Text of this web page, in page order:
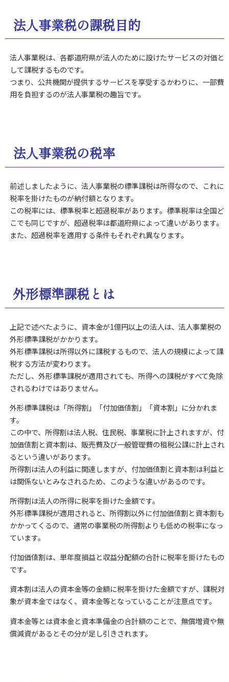
法人事業税の課税目的
法人事業税は、各都道府県が法人のために設けたサービスの対価と
して課税するものです。
つまり、公共機関が提供するサービスを享受するかわりに、一部費
用を負担するのが法人事業税の趣旨です。
法人事業税の税率
前述しましたように、法人事業税の標準課税は所得なので、これに
税率を掛けたものが納付額となります。
この税率には、標準税率と超過税率があります。標準税率は全国ど
こでも同じですが、超過税率は都道府県によって違いがあります。
また、超過税率を適用する条件もそれぞれ異なります。
外形標準課税とは
上記で述べたように、資本金が1億円以上の法人は、法人事業税の
外形標準課税がかかります。
外形標準課税は所得以外に課税するもので、法人の規模によって課
税する方法が変わります。
ただし、外形標準課税が適用されても、所得への課税がすべて免除
されるわけではありません。
外形標準課税は「所得割」「付加価値割」「資本割」に分かれま
す。
この中で、所得割は法人税、住民税、事業税に計上されますが、付
加価値割と資本割は、販売費及び一般管理費の租税公課に計上され
るという違いがあります。
所得割は法人の利益に関連しますが、付加価値割と資本割は利益と
は関係ないとみなされるため、このような違いがあるのです。
所得割は法人の所得に税率を掛けた金額です。
外形標準課税が適用されると、所得割以外に付加価値割と資本割も
かかってくるので、通常の事業税の所得割よりも低めの税率になっ
ています。
付加価値割は、単年度損益と収益分配額の合計に税率を掛けたもの
です。
資本割は法人の資本金等の金額に税率を掛けた金額ですが、課税対
象が資本金ではなく、資本金等となっていることが注意点です。
資本金等とは資本金と資本準備金の合計額のことで、無償増資や無
償減資があるとその分が足し引きされます。